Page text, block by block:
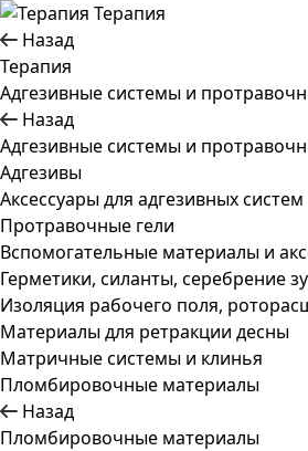
Терапия
Назад
Терапия
Адгезивные системы и
Назад
Адгезивные системы и
Адгезивы
Аксессуары для адгезивных систем
Протравочные гели
Вспомогательные материалы и
Герметики, силанты, серебрение
Изоляция рабочего поля,
Материалы для ретракции десны
Матричные системы и клинья
Пломбировочные материалы
Назад
Пломбировочные материалы